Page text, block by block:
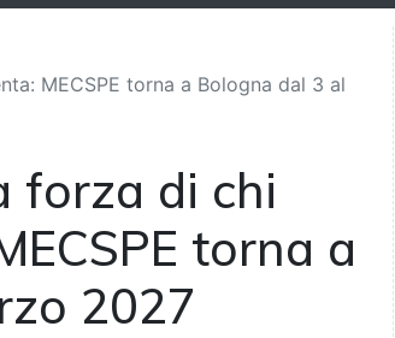
MECSPE torna a Bologna dal 3 al
forza di chi
torna a
2027